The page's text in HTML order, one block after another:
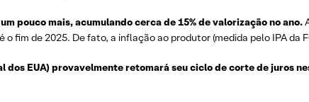
pouco mais, acumulando cerca de 15% de valorização no ano.
o fim de 2025. De fato, a inflação ao produtor (medida pelo IPA
dos EUA) provavelmente retomará seu ciclo de corte de juros